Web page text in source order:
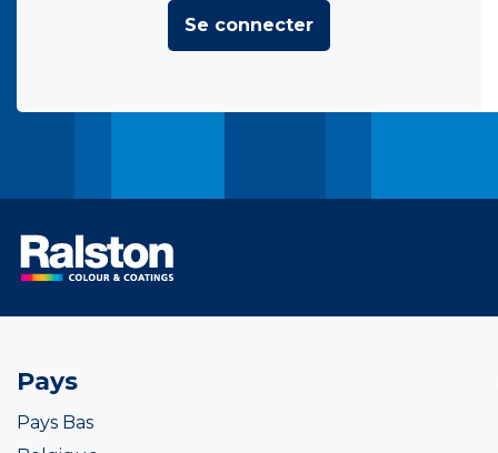
Se connecter
Pays
Pays Bas